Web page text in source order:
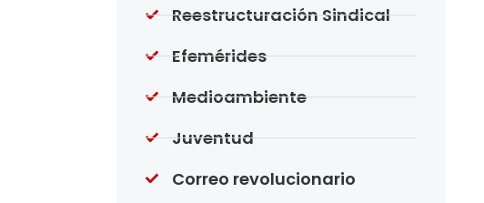
Reestructuración Sindical
Efemérides
Medioambiente
Juventud
Correo revolucionario